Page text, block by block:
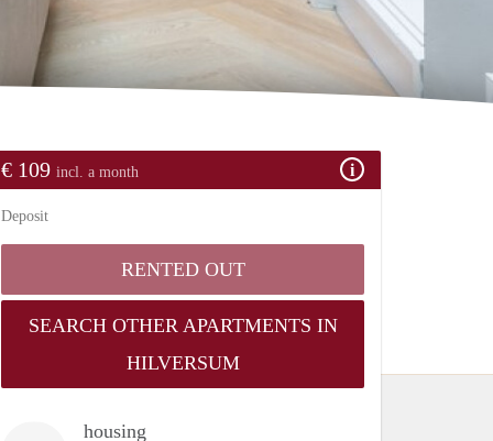
€ 109 incl. a month
Deposit
RENTED OUT
SEARCH OTHER APARTMENTS IN
HILVERSUM
housing